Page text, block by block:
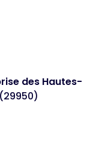
des Hautes-